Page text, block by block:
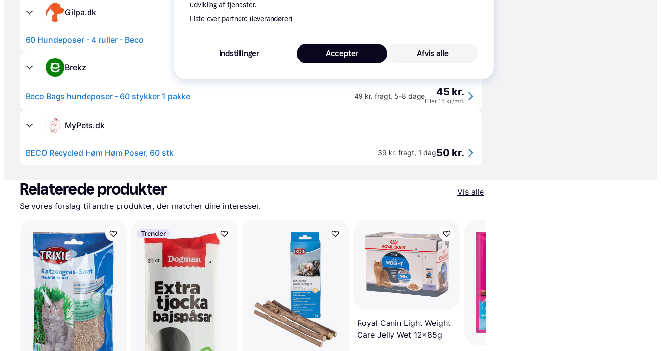
Gilpa.dk
60 Hundeposer - 4 ruller - Beco
Brekz
Beco Bags hundeposer - 60 stykker 1 pakke 49 kr. fragt, 5-8 dage 45 kr.
Eller 15 kr./md.
MyPets.dk
BECO Recycled Høm Høm Poser, 60 stk 39 kr. fragt, 1 dag50 kr.
Relaterede produkter
Vis alle
Se vores forslag til andre produkter, der matcher dine interesser.
Trender
Royal Canin Light Weight
Care Jelly Wet 12x85g
udvikling af tjenester.
Liste over partnere (leverandører)
Indstillinger Afvis alle
Accepter